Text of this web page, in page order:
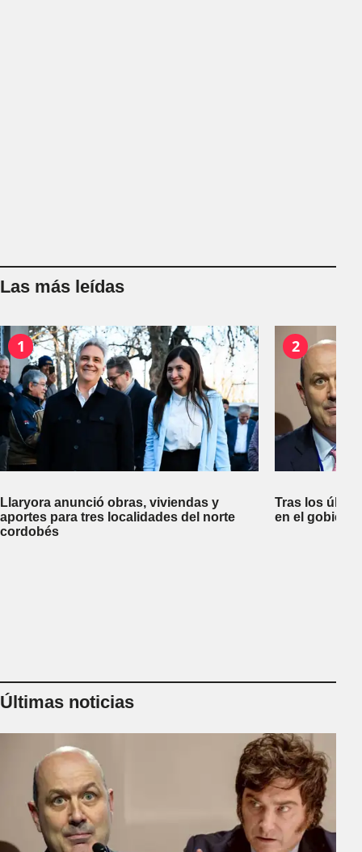
Las más leídas
1
Llaryora anunció obras, viviendas y
aportes para tres localidades del norte
cordobés
2
Tras los
en el
Últimas noticias